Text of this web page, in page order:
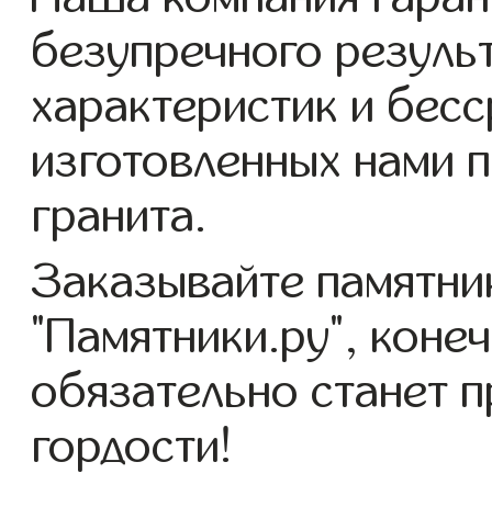
безупречного
характеристик и
изготовленных нами
гранита.
Заказывайте
"Памятники.ру",
обязательно станет
гордости!